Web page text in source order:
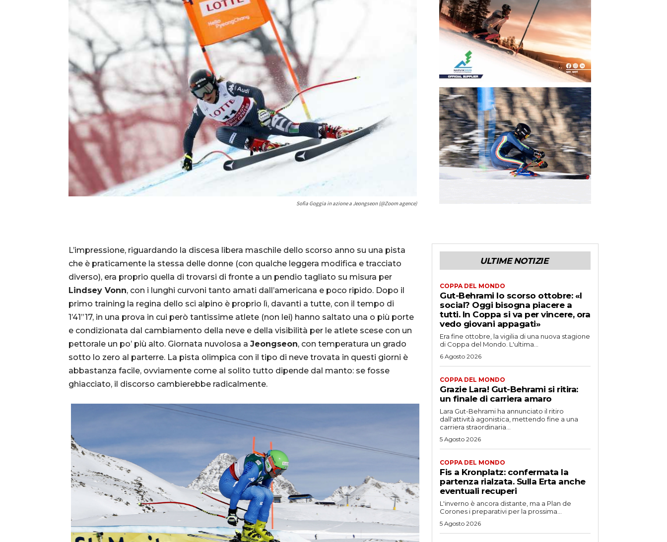
Sofia Goggia in azione a Jeongseon (@Zoom agence)
L’impressione, riguardando la discesa libera maschile dello scorso anno su una pista
che è praticamente la stessa delle donne (con qualche leggera modifica e tracciato
diverso), era proprio quella di trovarsi di fronte a un pendio tagliato su misura per
Lindsey Vonn, con i lunghi curvoni tanto amati dall’americana e poco ripido. Dopo il
primo training la regina dello sci alpino è proprio lì, davanti a tutte, con il tempo di
1’41”17, in una prova in cui però tantissime atlete (non lei) hanno saltato una o più porte
e condizionata dal cambiamento della neve e della visibilità per le atlete scese con un
pettorale un po’ più alto. Giornata nuvolosa a Jeongseon, con temperatura un grado
sotto lo zero al parterre. La pista olimpica con il tipo di neve trovata in questi giorni è
abbastanza facile, ovviamente come al solito tutto dipende dal manto: se fosse
ghiacciato, il discorso cambierebbe radicalmente.
ULTIME NOTIZIE
COPPA DEL MONDO
Gut-Behrami lo scorso ottobre: «I
social? Oggi bisogna piacere a
tutti. In Coppa si va per vincere, ora
vedo giovani appagati»
Era fine ottobre, la vigilia di una nuova stagione
di Coppa del Mondo. L'ultima...
6 Agosto 2026
COPPA DEL MONDO
Grazie Lara! Gut-Behrami si ritira:
un finale di carriera amaro
Lara Gut-Behrami ha annunciato il ritiro
dall'attività agonistica, mettendo fine a una
carriera straordinaria...
5 Agosto 2026
COPPA DEL MONDO
Fis a Kronplatz: confermata la
partenza rialzata. Sulla Erta anche
eventuali recuperi
L'inverno è ancora distante, ma a Plan de
Corones i preparativi per la prossima...
5 Agosto 2026